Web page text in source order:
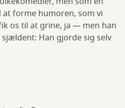
forme humoren, som vi
os til at grine, ja — men han
Han gjorde sig selv